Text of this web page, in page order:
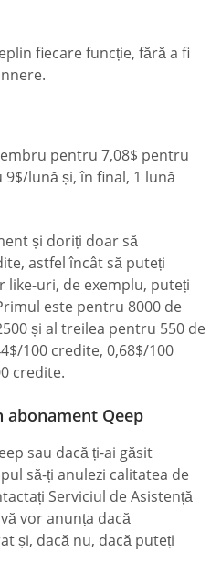
fiecare funcție, fără a fi
pentru 7,08$ pentru
lună și, în final, 1 lună
și doriți doar să
astfel încât să puteți
uri, de exemplu, puteți
este pentru 8000 de
și al treilea pentru 550 de
100 credite, 0,68$/100
credite.
abonament Qeep
sau dacă ți-ai găsit
să-ți anulezi calitatea de
Serviciul de Asistență
vor anunța dacă
și, dacă nu, dacă puteți